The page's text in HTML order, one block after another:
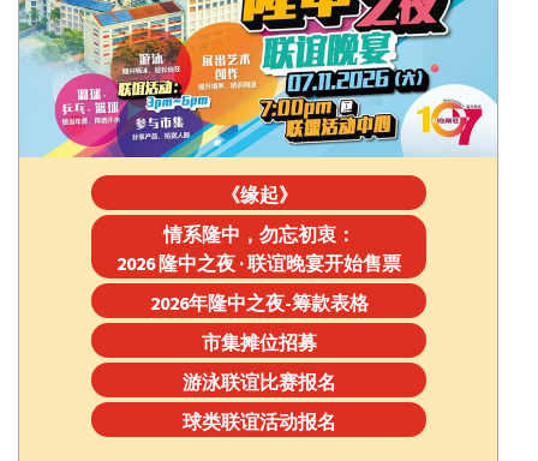
《缘起》
情系隆中，勿忘初衷：
2026 隆中之夜 · 联谊晚宴开始售票
2026年隆中之夜-筹款表格
市集摊位招募
游泳联谊比赛报名
球类联谊活动报名